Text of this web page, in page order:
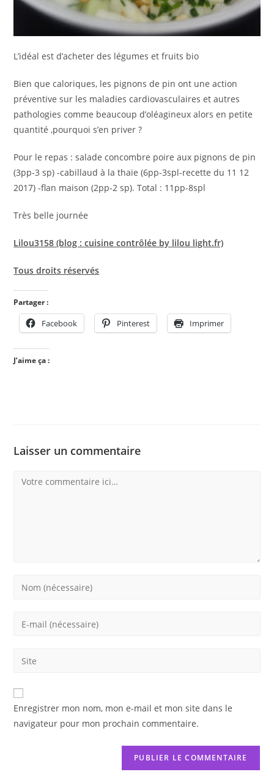
L’idéal est d’acheter des légumes et fruits bio
Bien que caloriques, les pignons de pin ont une action
préventive sur les maladies cardiovasculaires et autres
pathologies comme beaucoup d’oléagineux alors en petite
quantité ,pourquoi s’en priver ?
Pour le repas : salade concombre poire aux pignons de pin
(3pp-3 sp) -cabillaud à la thaïe (6pp-3spl-recette du 11 12
2017) -flan maison (2pp-2 sp). Total : 11pp-8spl
Très belle journée
Lilou3158 (blog : cuisine contrôlée by lilou light.fr)
Tous droits réservés
Partager :
Facebook Pinterest Imprimer
J’aime ça :
Laisser un commentaire
Comment
Enter
Enter
address
comment
Saisir
de
votre
(facultatif)
Enregistrer mon nom, mon e-mail et mon site dans le
navigateur pour mon prochain commentaire.